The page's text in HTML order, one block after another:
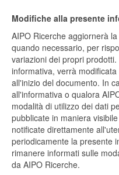
Modifiche alla presente
AIPO Ricerche aggiornerà
quando necessario, per
variazioni dei propri
informativa, verrà
all'inizio del documento. In
all'informativa o qualora
modalità di utilizzo dei dati
pubblicate in maniera
notificate direttamente
periodicamente la presente
rimanere informati sulle
da AIPO Ricerche.